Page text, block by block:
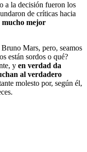
a la decisión fueron los
de críticas hacia
mucho mejor
Mars, pero, seamos
están sordos o qué?
y en verdad da
al verdadero
molesto por, según él,